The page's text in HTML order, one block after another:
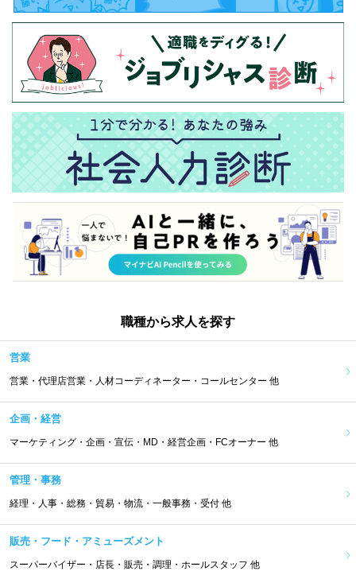
職種から求人を探す
営業
営業・代理店営業・人材コーディネーター・コールセンター 他
企画・経営
マーケティング・企画・宣伝・MD・経営企画・FCオーナー 他
管理・事務
経理・人事・総務・貿易・物流・一般事務・受付 他
販売・フード・アミューズメント
スーパーバイザー・店長・販売・調理・ホールスタッフ 他